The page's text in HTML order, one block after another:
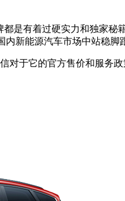
是有着过硬实力和独家
新能源汽车市场中站稳
对于它的官方售价和服务